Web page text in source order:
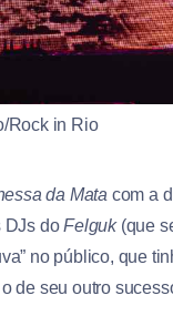
Rock in Rio
da Mata com a
DJs doFelguk(que
no público, que
de seu outro